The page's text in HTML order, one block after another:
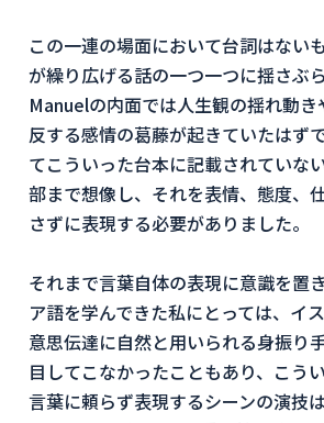
この一連の場面において台詞はない
が繰り広げる話の一つ一つに揺さぶ
Manuelの内面では人生観の揺れ動
反する感情の葛藤が起きていたはず
てこういった台本に記載されていな
部まで想像し、それを表情、態度、
さずに表現する必要がありました。
それまで言葉自体の表現に意識を置
ア語を学んできた私にとっては、イ
意思伝達に自然と用いられる身振り
目してこなかったこともあり、こう
言葉に頼らず表現するシーンの演技